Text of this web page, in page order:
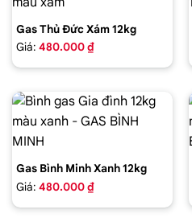
Gas Thủ Đức Xám 12kg
Giá: 480.000 ₫
Gas Bình Minh Xanh 12kg
Giá: 480.000 ₫